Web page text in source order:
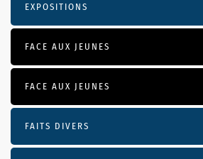
EXPOSITIONS
FACE AUX JEUNES
FACE AUX JEUNES
FAITS DIVERS